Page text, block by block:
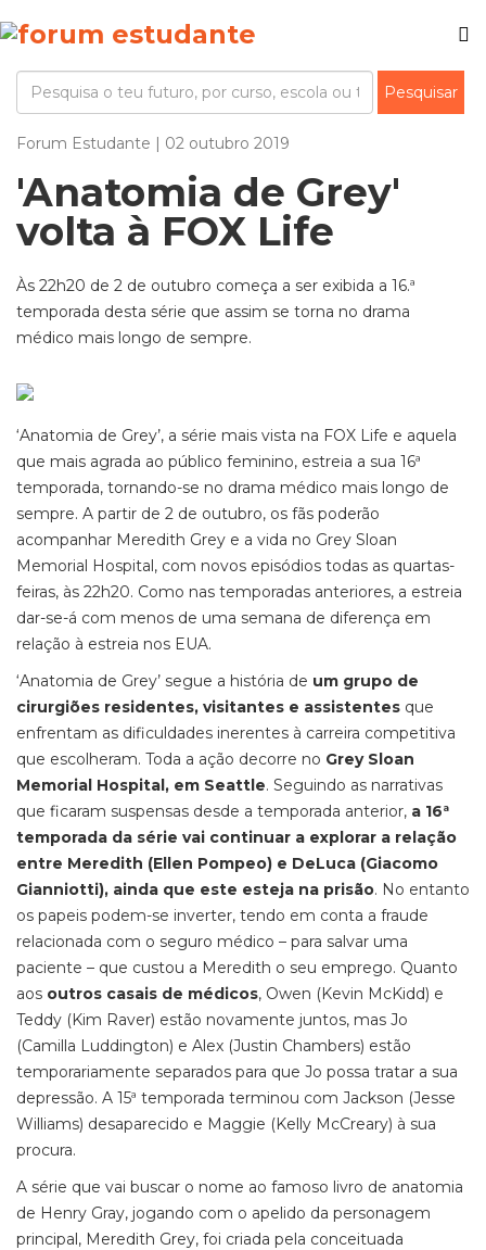
Forum Estudante | 02 outubro 2019
'Anatomia de Grey'
volta à FOX Life
Às 22h20 de 2 de outubro começa a ser exibida a 16.ª
temporada desta série que assim se torna no drama
médico mais longo de sempre.
‘Anatomia de Grey’, a série mais vista na FOX Life e aquela
que mais agrada ao público feminino, estreia a sua 16ª
temporada, tornando-se no drama médico mais longo de
sempre. A partir de 2 de outubro, os fãs poderão
acompanhar Meredith Grey e a vida no Grey Sloan
Memorial Hospital, com novos episódios todas as quartas-
feiras, às 22h20. Como nas temporadas anteriores, a estreia
dar-se-á com menos de uma semana de diferença em
relação à estreia nos EUA.
‘Anatomia de Grey’ segue a história de um grupo de
cirurgiões residentes, visitantes e assistentes que
enfrentam as dificuldades inerentes à carreira competitiva
que escolheram. Toda a ação decorre no Grey Sloan
Memorial Hospital, em Seattle. Seguindo as narrativas
que ficaram suspensas desde a temporada anterior, a 16ª
temporada da série vai continuar a explorar a relação
entre Meredith (Ellen Pompeo) e DeLuca (Giacomo
Gianniotti), ainda que este esteja na prisão. No entanto
os papeis podem-se inverter, tendo em conta a fraude
relacionada com o seguro médico – para salvar uma
paciente – que custou a Meredith o seu emprego. Quanto
aos outros casais de médicos, Owen (Kevin McKidd) e
Teddy (Kim Raver) estão novamente juntos, mas Jo
(Camilla Luddington) e Alex (Justin Chambers) estão
temporariamente separados para que Jo possa tratar a sua
depressão. A 15ª temporada terminou com Jackson (Jesse
Williams) desaparecido e Maggie (Kelly McCreary) à sua
procura.
A série que vai buscar o nome ao famoso livro de anatomia
de Henry Gray, jogando com o apelido da personagem
principal, Meredith Grey, foi criada pela conceituada